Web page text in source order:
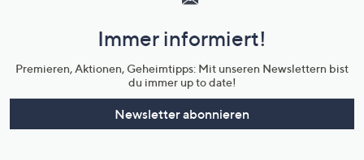
Unternehmensinformationen
Immer informiert!
Premieren, Aktionen, Geheimtipps: Mit unseren Newslettern bist
du immer up to date!
Newsletter abonnieren